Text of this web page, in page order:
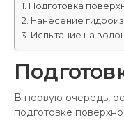
Подготовка
Нанесение
Испытание на
В первую очередь,
подготовке